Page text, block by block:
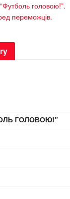
головою!”.
переможців.
ГОЛОВОЮ!"